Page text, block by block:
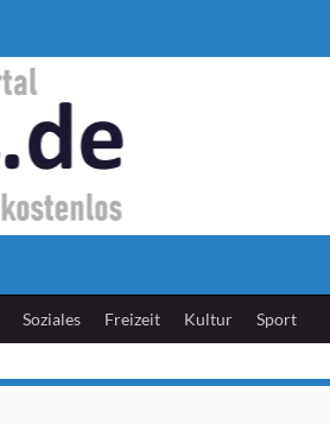
Soziales Freizeit Kultur Sport